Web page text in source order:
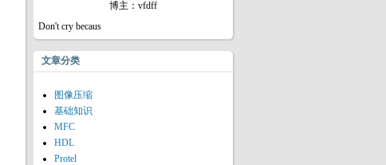
博主：vfdff
Don't cry becaus
文章分类
图像压缩
基础知识
MFC
HDL
Protel